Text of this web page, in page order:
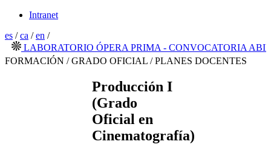
Intranet
es /ca /en /
LABORATORIO ÓPERA PRIMA - CONVOCATORIA
FORMACIÓN / GRADO OFICIAL / PLANES DOCENTES
Producción I
(Grado
Oficial en
Cinematografía)